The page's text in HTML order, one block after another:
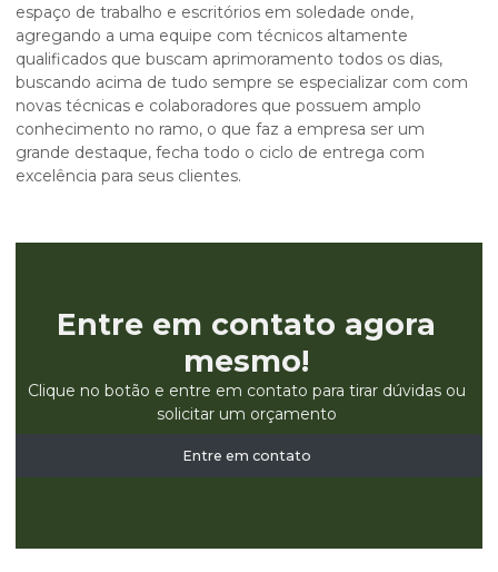
espaço de trabalho e escritórios em soledade onde,
agregando a uma equipe com técnicos altamente
qualificados que buscam aprimoramento todos os dias,
buscando acima de tudo sempre se especializar com com
novas técnicas e colaboradores que possuem amplo
conhecimento no ramo, o que faz a empresa ser um
grande destaque, fecha todo o ciclo de entrega com
excelência para seus clientes.
Entre em contato agora
mesmo!
Clique no botão e entre em contato para tirar dúvidas ou
solicitar um orçamento
Entre em contato